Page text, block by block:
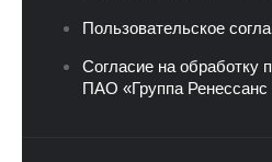
Пользовательское
Согласие на обработку
ПАО «Группа Ренессанс